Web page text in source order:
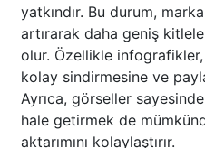
yatkındır. Bu durum,
artırarak daha geniş
olur. Özellikle infografikler,
kolay sindirmesine ve
Ayrıca, görseller
hale getirmek de
aktarımını kolaylaştırır.